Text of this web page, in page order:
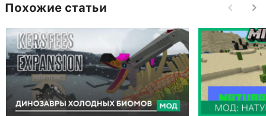
Похожие статьи